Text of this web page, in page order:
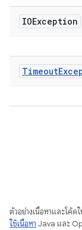
IOException
Timeout
ตัวอย่างเนื้อหาและโค้
ใช้เนื้อหา Java และ